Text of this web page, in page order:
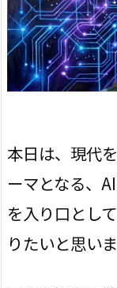
本日は、現代
ーマとなる、
を入り口とし
りたいと思いま